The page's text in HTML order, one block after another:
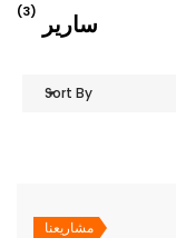
سارير (3)
Sort By
مشاريعنا